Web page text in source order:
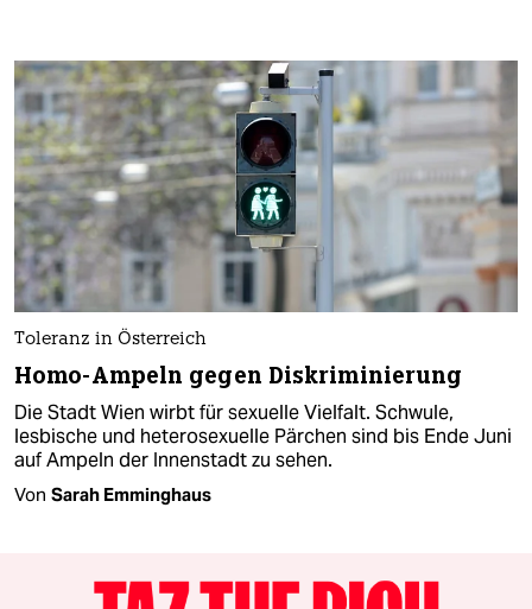
Toleranz in Österreich
Homo-Ampeln gegen Diskriminierung
Die Stadt Wien wirbt für sexuelle Vielfalt. Schwule,
lesbische und heterosexuelle Pärchen sind bis Ende Juni
auf Ampeln der Innenstadt zu sehen.
Von Sarah Emminghaus